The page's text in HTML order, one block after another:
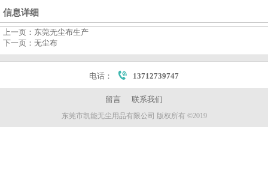
信息详细
上一页： 东莞无尘布生产
下一页： 无尘布
电话： 13712739747
留言 联系我们
东莞市凯能无尘用品有限公司 版权所有 ©2019